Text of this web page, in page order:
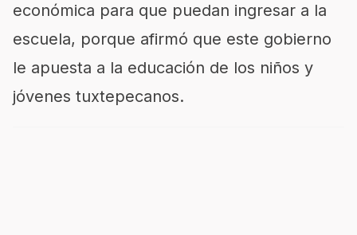
económica para que puedan ingresar a la
escuela, porque afirmó que este gobierno
le apuesta a la educación de los niños y
jóvenes tuxtepecanos.